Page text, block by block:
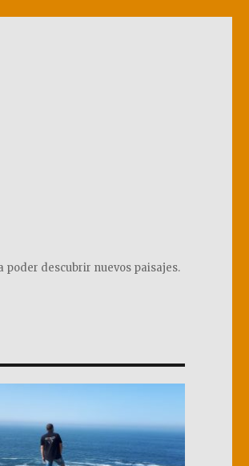
poder descubrir nuevos paisajes.